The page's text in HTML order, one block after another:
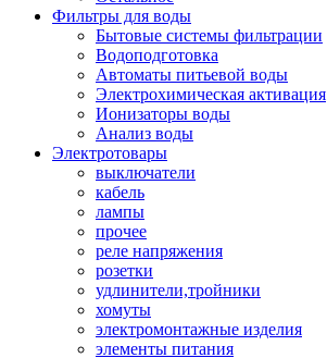
Фильтры для воды
Бытовые системы фильтрации
Водоподготовка
Автоматы питьевой воды
Электрохимическая активация
Ионизаторы воды
Анализ воды
Электротовары
выключатели
кабель
лампы
прочее
реле напряжения
розетки
удлинители,тройники
хомуты
электромонтажные изделия
элементы питания